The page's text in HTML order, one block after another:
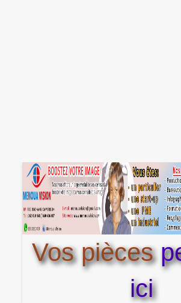
Vos pièces
ici